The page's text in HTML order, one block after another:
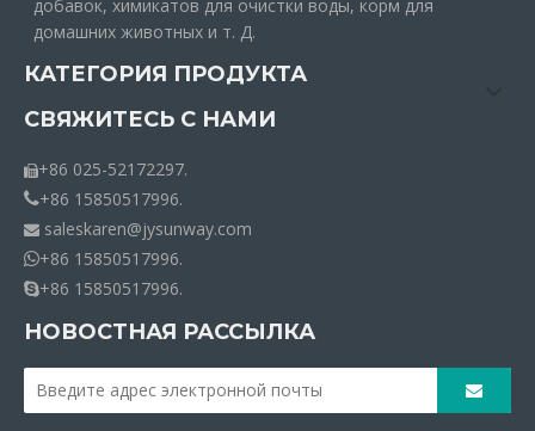
высококачественный
кислотный супер натрий
супер
класса слабый кислотный
видео
Фосфорная кислота
концентрированная
перокси используется в
водных водных водах
добавок, химикатов для очистки воды, корм для
домашних животных и т. Д.
КАТЕГОРИЯ ПРОДУКТА
СВЯЖИТЕСЬ С НАМИ
+86 025-52172297.
+86 15850517996.
 saleskaren@jysunway.com
+86 15850517996.
+86 15850517996.
НОВОСТНАЯ РАССЫЛКА